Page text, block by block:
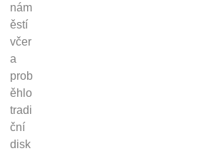
nám
ěstí
včer
a
prob
ěhlo
tradi
ční
disk